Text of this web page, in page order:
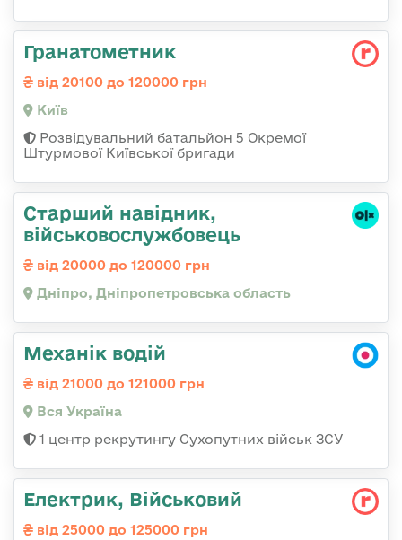
Гранатометник
від 20100 до 120000 грн
Київ
Розвідувальний батальйон 5 Окремої
Штурмової Київської бригади
Старший навідник,
військовослужбовець
від 20000 до 120000 грн
Дніпро, Дніпропетровська область
Механік водій
від 21000 до 121000 грн
Вся Україна
1 центр рекрутингу Сухопутних військ ЗСУ
Електрик, Військовий
від 25000 до 125000 грн